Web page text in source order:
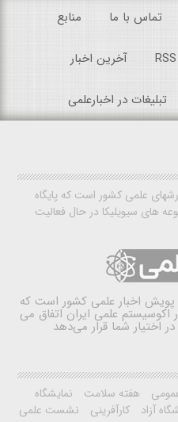
تماس با ما منابع
RSS آخرین اخبار
تبلیغات در اخبارعلمی
علمی کشور است که پایگاه
های سیویلیکا در حال فعالیت
اخبار علمی کشور است که
علمی ایران اتفاق می
اختیار شما قرار می‌دهد
هفته سلامت
نمایشگاه
آزاد کارآفرینی
نشست علمی